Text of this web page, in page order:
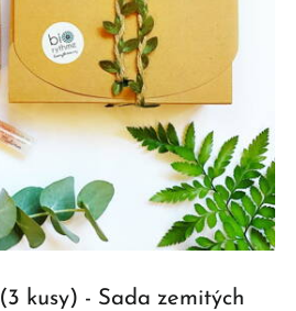
kusy) - Sada zemitých